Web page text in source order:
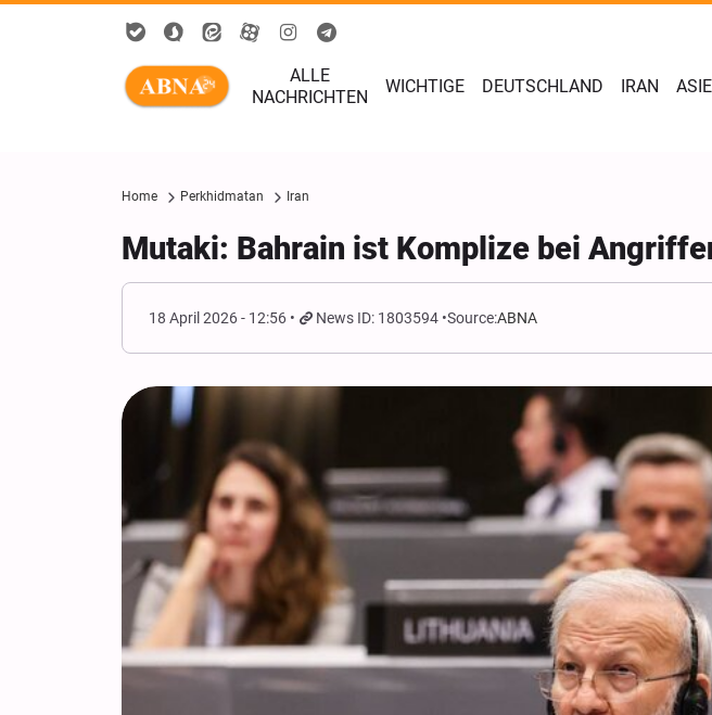
ALLE
NACHRICHTEN
WICHTIGE DEUTSCHLAND IRAN
Home Perkhidmatan Iran
Mutaki: Bahrain ist Komplize bei
18 April 2026 - 12:56 News ID: 1803594 Source:ABNA